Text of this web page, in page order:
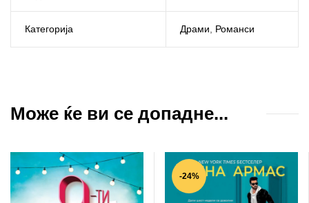
Категорија Драми, Романси
Може ќе ви се допадне...
-24%